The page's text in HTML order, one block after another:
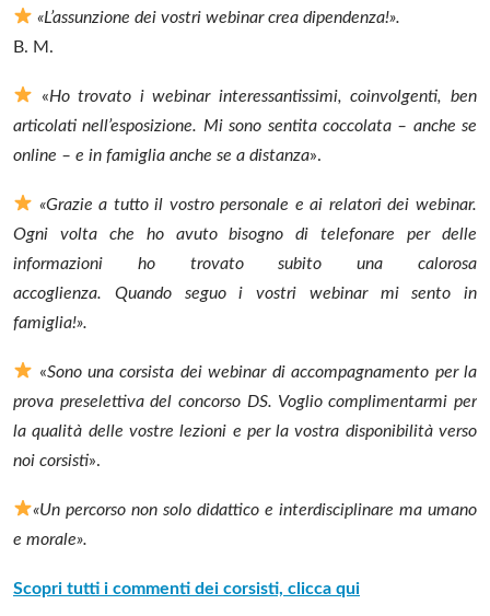
«L’assunzione dei vostri webinar crea dipendenza!».
B. M.
«Ho trovato i webinar interessantissimi, coinvolgenti, ben
articolati nell’esposizione. Mi sono sentita coccolata – anche se
online – e in famiglia anche se a distanza».
«Grazie a tutto il vostro personale e ai relatori dei webinar.
Ogni volta che ho avuto bisogno di telefonare per delle
informazioni ho trovato subito una calorosa
accoglienza. Quando seguo i vostri webinar mi sento in
famiglia!».
«Sono una corsista dei webinar di accompagnamento per la
prova preselettiva del concorso DS. Voglio complimentarmi per
la qualità delle vostre lezioni e per la vostra disponibilità verso
noi corsisti».
«Un percorso non solo didattico e interdisciplinare ma umano
e morale».
Scopri tutti i commenti dei corsisti, clicca qui